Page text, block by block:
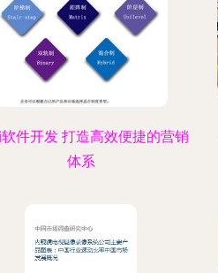
件开发 打造高效便捷的营销
体系